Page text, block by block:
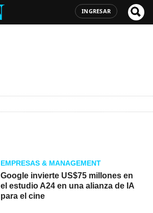
INGRESAR
EMPRESAS & MANAGEMENT
Google invierte US$75 millones en
el estudio A24 en una alianza de IA
para el cine